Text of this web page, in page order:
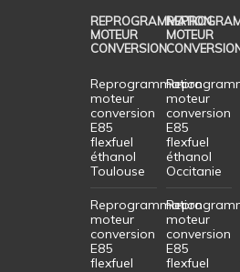
REPROGRAMMATION
MOTEUR
CONVERSION
Reprogrammation
moteur
conversion
E85
flexfuel
éthanol
Toulouse
Reprogrammation
moteur
conversion
E85
flexfuel
MOTEUR
moteur
conversion
E85
flexfuel
éthanol
Occitanie
moteur
conversion
E85
flexfuel